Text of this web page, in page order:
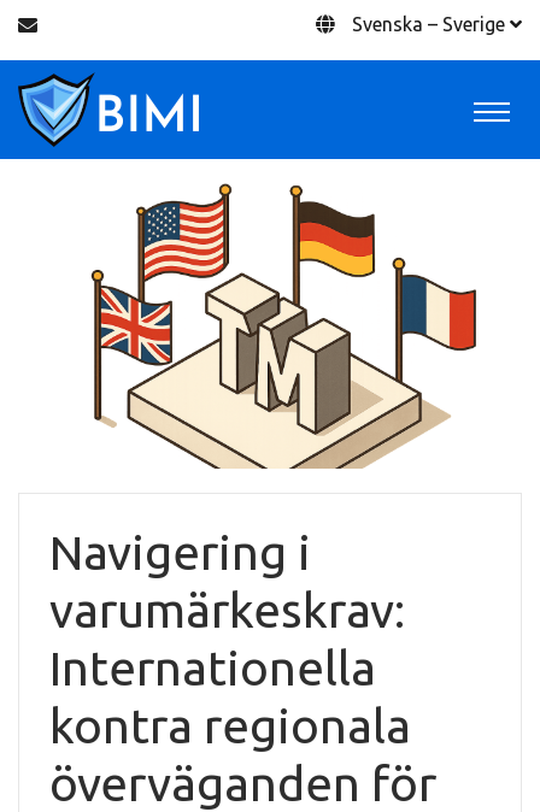
Svenska – Sverige
Navigering i
varumärkeskrav:
Internationella
kontra regionala
överväganden för